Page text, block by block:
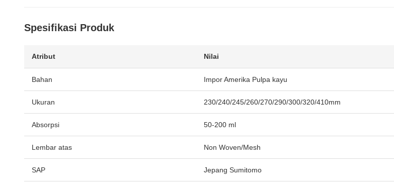
Spesifikasi Produk
Atribut Nilai
Bahan Impor Amerika Pulpa kayu
Ukuran 230/240/245/260/270/290/300/320/410mm
Absorpsi 50-200 ml
Lembar atas Non Woven/Mesh
SAP Jepang Sumitomo